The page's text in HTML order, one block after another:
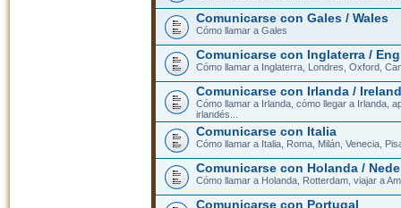
Comunicarse con Gales / Wales
Cómo llamar a Gales
Comunicarse con Inglaterra /
Cómo llamar a Inglaterra, Londres, Oxford,
Comunicarse con Irlanda / Ireland
Cómo llamar a Irlanda, cómo llegar a Irlanda,
irlandés...
Comunicarse con Italia
Cómo llamar a Italia, Roma, Milán, Venecia,
Comunicarse con Holanda /
Cómo llamar a Holanda, Rotterdam, viajar a
Comunicarse con Portugal